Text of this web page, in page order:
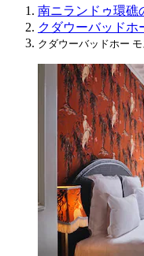
南ニランドゥ環礁
クダウーバッドホ
クダウーバッドホー